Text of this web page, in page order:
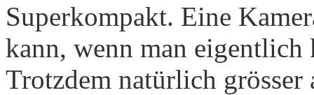
Superkompakt. Eine
kann, wenn man
Trotzdem natürlich grösser